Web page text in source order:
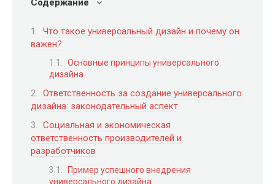
Содержание
Что такое универсальный дизайн и почему он
важен?
Основные принципы универсального
дизайна
Ответственность за создание универсального
дизайна: законодательный аспект
Социальная и экономическая
ответственность производителей и
разработчиков
Пример успешного внедрения
универсального дизайна